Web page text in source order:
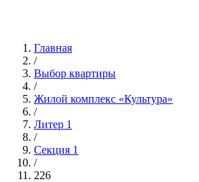
Главная
/
Выбор квартиры
/
Жилой комплекс «Культура»
/
Литер 1
/
Секция 1
/
226